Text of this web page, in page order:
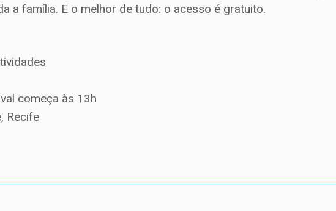
a família. E o melhor de tudo: o acesso é gratuito.
começa às 13h
Recife